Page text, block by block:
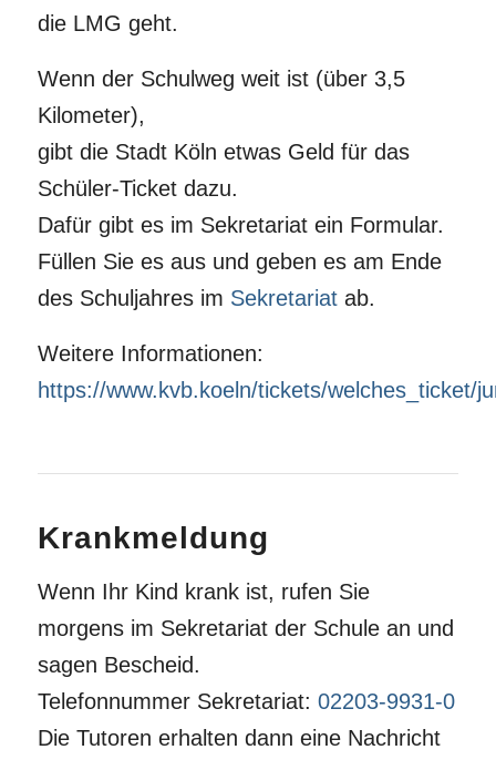
die LMG geht.
Wenn der Schulweg weit ist (über 3,5
Kilometer),
gibt die Stadt Köln etwas Geld für das
Schüler-Ticket dazu.
Dafür gibt es im Sekretariat ein Formular.
Füllen Sie es aus und geben es am Ende
des Schuljahres im Sekretariatab.
Weitere Informationen:
https://www.kvb.koeln/tickets/welches_ticket/
Krankmeldung
Wenn Ihr Kind krank ist, rufen Sie
morgens im Sekretariat der Schule an und
sagen Bescheid.
Telefonnummer Sekretariat: 02203-9931-0
Die Tutoren erhalten dann eine Nachricht